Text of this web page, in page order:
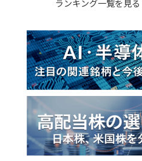
ランキング一覧を見る